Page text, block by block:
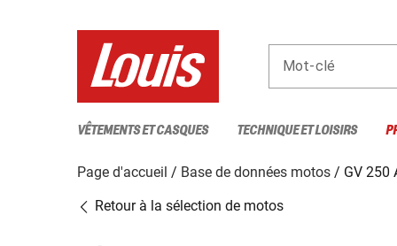
Mot-clé
VÊTEMENTS ET CASQUES TECHNIQUE ET LOISIRS
Page d'accueil Base de données motos
GV 250
Retour à la sélection de motos